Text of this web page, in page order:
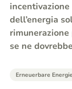
dell’energia
se ne
Erneuerbare